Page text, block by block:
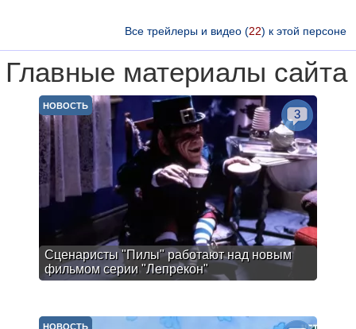
Все трейлеры и видео (22) к этой персоне
Главные материалы сайта
Сценаристы "Пилы" работают над новым
фильмом серии "Лепрекон"
НОВОСТЬ
3
НОВОСТЬ